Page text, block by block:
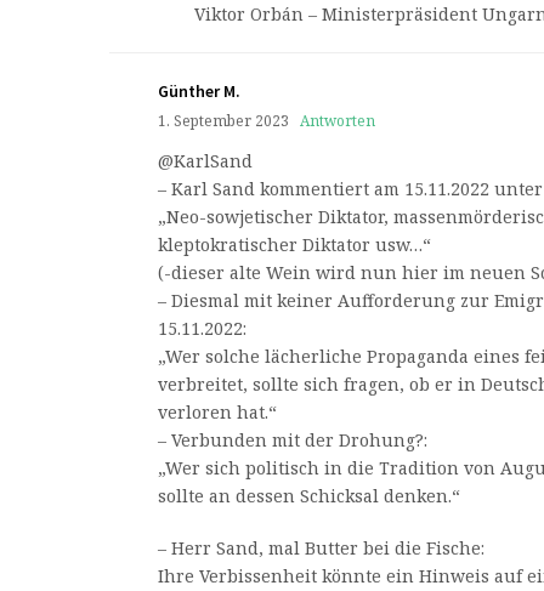
Viktor Orbán – Ministerpräsident
Günther M.
1. September 2023 Antworten
@KarlSand
– Karl Sand kommentiert am 15.11.2022
„Neo-sowjetischer Diktator,
kleptokratischer Diktator usw…“
(-dieser alte Wein wird nun hier im neuen
– Diesmal mit keiner Aufforderung zur
15.11.2022:
„Wer solche lächerliche Propaganda eines
verbreitet, sollte sich fragen, ob er in
verloren hat.“
– Verbunden mit der Drohung?:
„Wer sich politisch in die Tradition von
sollte an dessen Schicksal denken.“
– Herr Sand, mal Butter bei die Fische:
Ihre Verbissenheit könnte ein Hinweis auf